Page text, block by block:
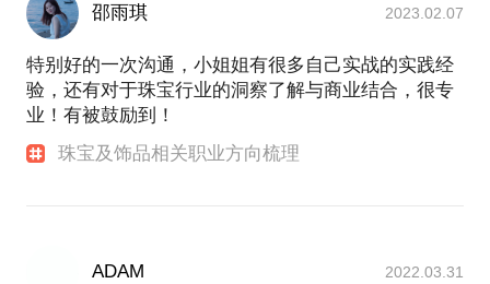
邵雨琪 2023.02.07
特别好的一次沟通，小姐姐有很多自己实战的实践经
验，还有对于珠宝行业的洞察了解与商业结合，很专
业！有被鼓励到！
珠宝及饰品相关职业方向梳理
ADAM 2022.03.31